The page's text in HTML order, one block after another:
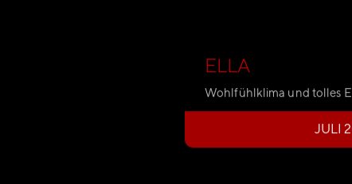
ELLA
Wohlfühlklima und tolles
JULI